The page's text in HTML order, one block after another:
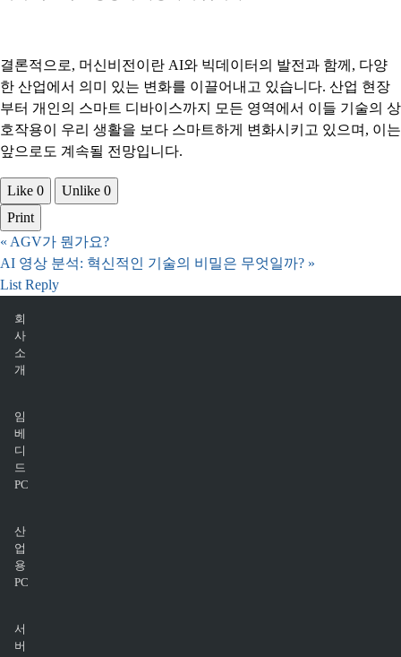
결론적으로, 머신비전이란 AI와 빅데이터의 발전과 함께, 다양
한 산업에서 의미 있는 변화를 이끌어내고 있습니다. 산업 현장
부터 개인의 스마트 디바이스까지 모든 영역에서 이들 기술의 상
호작용이 우리 생활을 보다 스마트하게 변화시키고 있으며, 이는
앞으로도 계속될 전망입니다.
Like 0 Unlike 0
Print
« AGV가 뭔가요?
AI 영상 분석: 혁신적인 기술의 비밀은 무엇일까? »
List Reply
회
사
소
개
임
베
디
드
PC
산
업
용
PC
서
버